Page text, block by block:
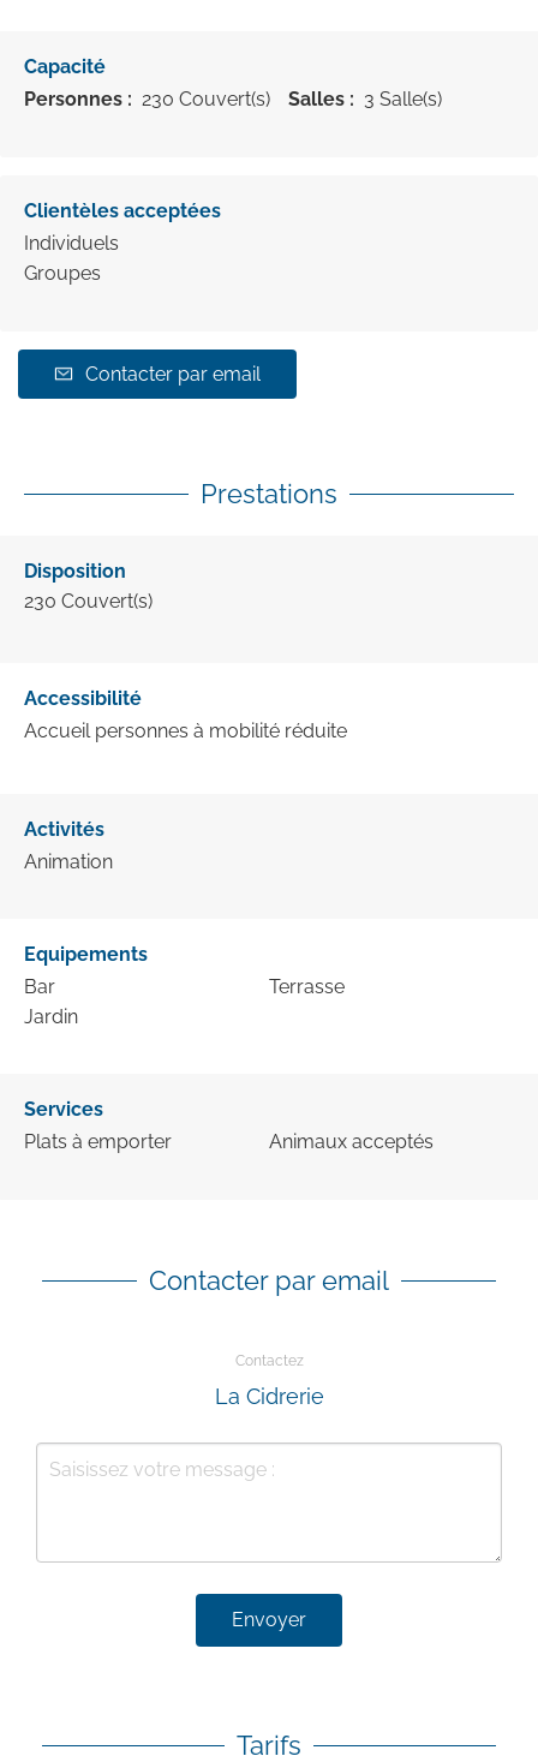
Capacité
Personnes : 230 Couvert(s) Salles : 3 Salle(s)
Clientèles acceptées
Individuels
Groupes
Contacter par email
Prestations
Disposition
230 Couvert(s)
Accessibilité
Accueil personnes à mobilité réduite
Activités
Animation
Equipements
Bar
Jardin
Terrasse
Services
Plats à emporter
Animaux acceptés
Contacter par email
Contactez
La Cidrerie
Envoyer
Tarifs